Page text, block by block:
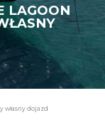
LAGOON
własny dojazd